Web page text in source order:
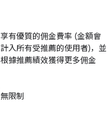
享有優質的佣金費率 (金額會
計入所有受推薦的使用者)，並
根據推薦績效獲得更多佣金
無限制